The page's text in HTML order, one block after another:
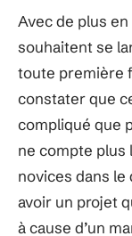
Avec de plus
souhaitent se
toute première
constater que
compliqué que
ne compte plus
novices dans le
avoir un projet
à cause d’un